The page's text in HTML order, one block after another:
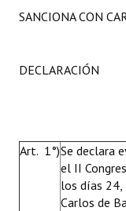
SANCIONA CON
DECLARACIÓN
Art. 1°)Se declara
el II
los días 24,
Carlos de